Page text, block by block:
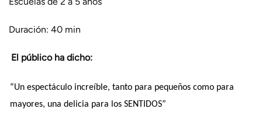
Duración: 40 min
El público ha dicho:
“Un espectáculo increíble, tanto para pequeños como para
mayores, una delicia para los SENTIDOS”